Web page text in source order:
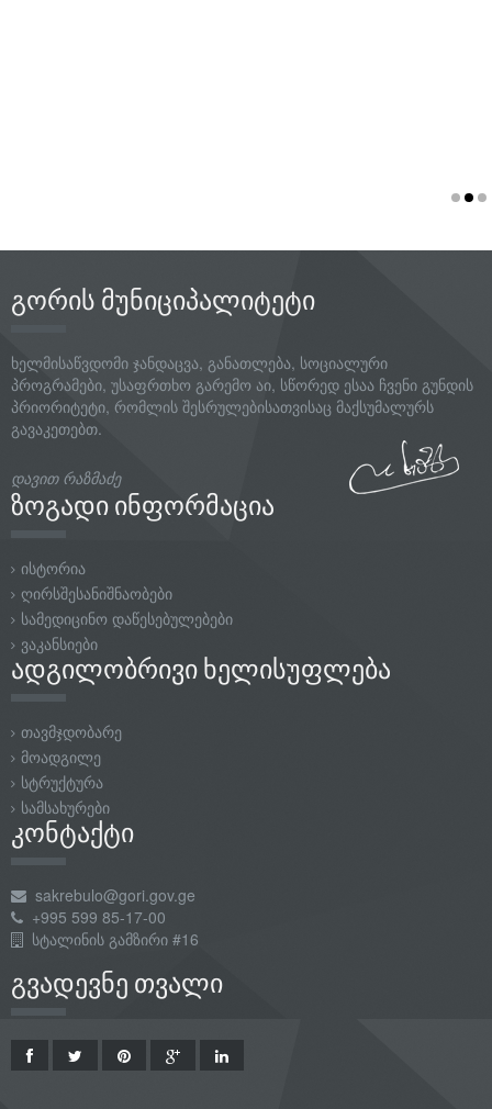
გორის მუნიციპალიტეტი
ხელმისაწვდომი ჯანდაცვა, განათლება, სოციალური
პროგრამები, უსაფრთხო გარემო აი, სწორედ ესაა ჩვენი გუნდის
პრიორიტეტი, რომლის შესრულებისათვისაც მაქსუმალურს
გავაკეთებთ.
დავით რაზმაძე
ზოგადი ინფორმაცია
ისტორია
ღირსშესანიშნაობები
სამედიცინო დაწესებულებები
ვაკანსიები
ადგილობრივი ხელისუფლება
თავმჯდობარე
მოადგილე
სტრუქტურა
სამსახურები
კონტაქტი
sakrebulo@gori.gov.ge
+995 599 85-17-00
სტალინის გამზირი #16
გვადევნე თვალი